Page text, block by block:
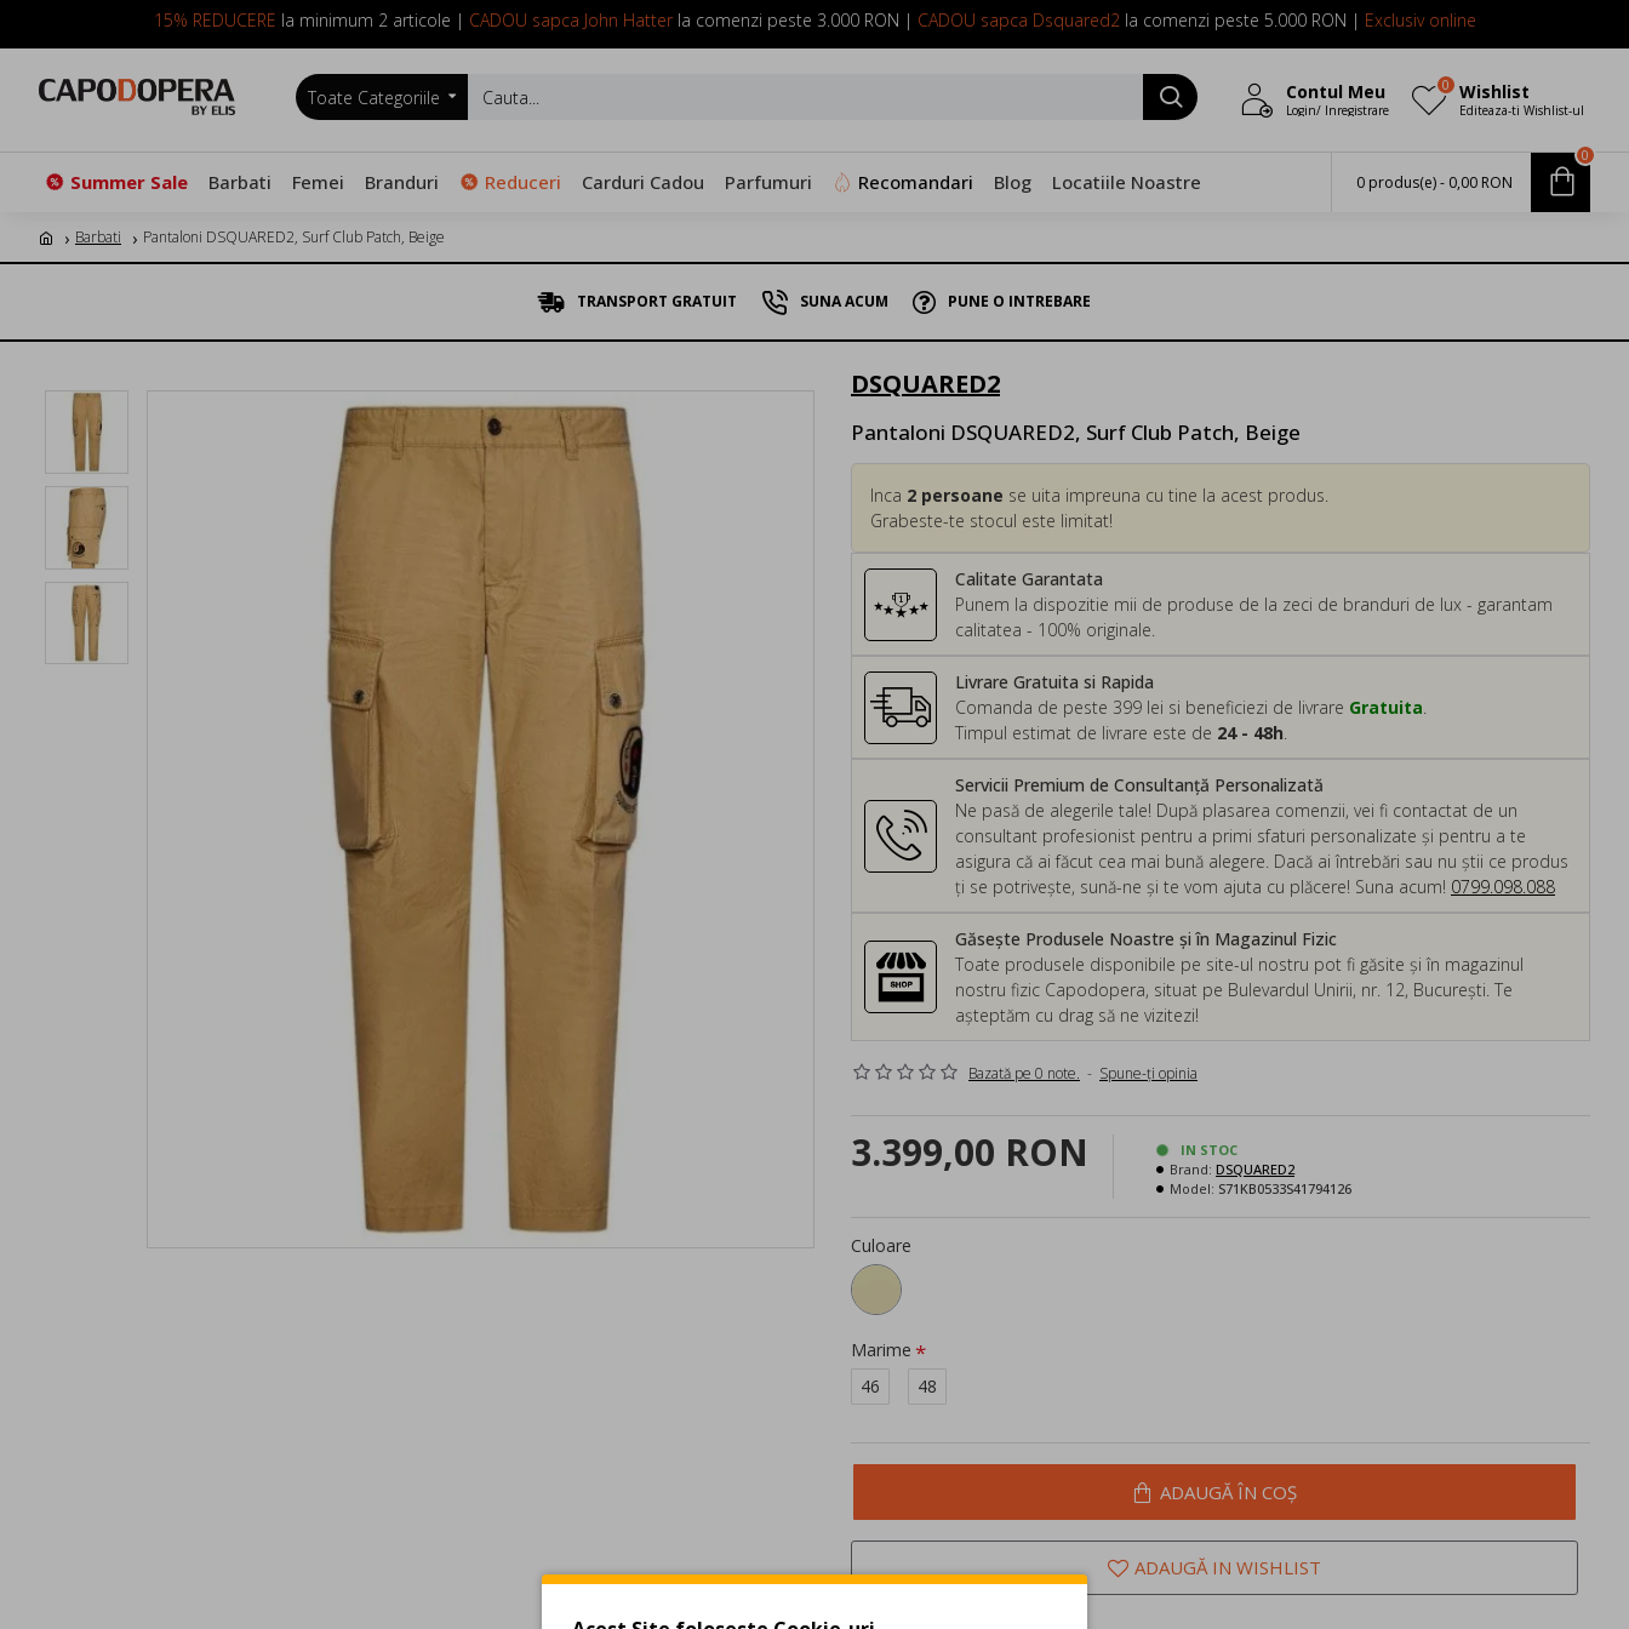
15% REDUCERE la minimum 2 articole | CADOU sapca John Hatterla comenzi peste 3.000 RON | CADOU sapca Dsquared2la comenzi peste 5.000 RON | Exclusiv online
SUNA ACUM: 0799 098 088
Toate Categoriile Contul Meu
Login/ Inregistrare
Wishlist
Editeaza-ti Wishlist-ul
0
Summer Sale Barbati Femei Branduri Reduceri Carduri Cadou Parfumuri Recomandari Blog Locatiile Noastre 0 produs(e) - 0,00 RON
0
Barbati Pantaloni DSQUARED2, Surf Club Patch, Beige
TRANSPORT GRATUIT SUNA ACUM PUNE O INTREBARE
DSQUARED2
Pantaloni DSQUARED2, Surf Club Patch, Beige
Calitate Garantata
Punem la dispozitie mii de produse de la zeci de branduri de lux - garantam
calitatea - 100% originale.
Inca 2 persoane se uita impreuna cu tine la acest produs.
Grabeste-te stocul este limitat!
Servicii Premium de Consultanță Personalizată
Ne pasă de alegerile tale! După plasarea comenzii, vei fi contactat de un
consultant profesionist pentru a primi sfaturi personalizate și pentru a te
asigura că ai făcut cea mai bună alegere. Dacă ai întrebări sau nu știi ce produs
ți se potrivește, sună-ne și te vom ajuta cu plăcere! Suna acum! 0799.098.088
Livrare Gratuita si Rapida
Comanda de peste 399 lei si beneficiezi de livrare Gratuita.
Timpul estimat de livrare este de 24 - 48h.
Găsește Produsele Noastre și în Magazinul Fizic
Toate produsele disponibile pe site-ul nostru pot fi găsite și în magazinul
nostru fizic Capodopera, situat pe Bulevardul Unirii, nr. 12, București. Te
așteptăm cu drag să ne vizitezi!
Bazată pe 0 note. - Spune-ţi opinia
3.399,00 RON
IN STOC
Brand: DSQUARED2
Model: S71KB0533S41794126
Culoare
Marime
46
48
ADAUGĂ ÎN COŞ
ADAUGĂ IN WISHLIST